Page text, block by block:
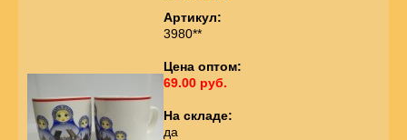
Артикул:
3980**
Цена оптом:
69.00 руб.
На складе:
да